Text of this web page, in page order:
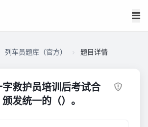
列车员题库（官方） 题目详情
字救护员培训后考试合
发统一的（）。